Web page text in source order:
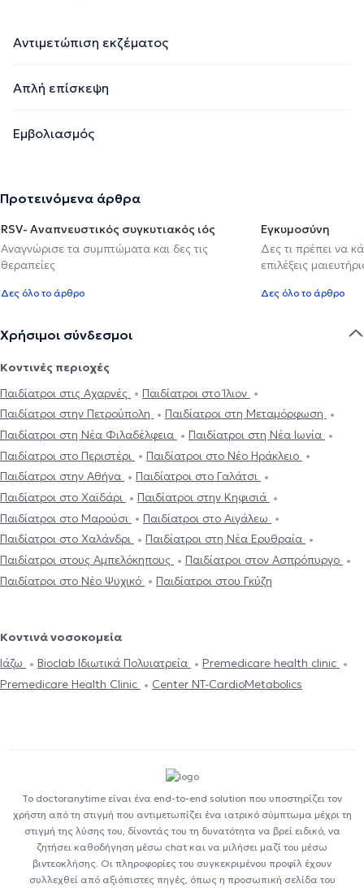
Αντιμετώπιση εκζέματος
Απλή επίσκεψη
Εμβολιασμός
Προτεινόμενα άρθρα
RSV- Αναπνευστικός συγκυτιακός ιός
Αναγνώρισε τα συμπτώματα και δες τις
θεραπείες
Δες όλο το άρθρο
Εγκυμοσύνη
Δες τι πρέπει να
επιλέξεις
Δες όλο το άρθρο
Χρήσιμοι σύνδεσμοι
Κοντινές περιοχές
Παιδίατροι στις Αχαρνές
Παιδίατροι στο Ίλιον
Παιδίατροι στην Πετρούπολη
Παιδίατροι στη Μεταμόρφωση
Παιδίατροι στη Νέα Φιλαδέλφεια
Παιδίατροι στη Νέα Ιωνία
Παιδίατροι στο Περιστέρι
Παιδίατροι στο Νέο Ηράκλειο
Παιδίατροι στην Αθήνα
Παιδίατροι στο Γαλάτσι
Παιδίατροι στο Χαϊδάρι
Παιδίατροι στην Κηφισιά
Παιδίατροι στο Μαρούσι
Παιδίατροι στο Αιγάλεω
Παιδίατροι στο Χαλάνδρι
Παιδίατροι στη Νέα Ερυθραία
Παιδίατροι στους Αμπελόκηπους
Παιδίατροι στον Ασπρόπυργο
Παιδίατροι στο Νέο Ψυχικό
Παιδίατροι στου Γκύζη
Κοντινά νοσοκομεία
Ιάζω
Bioclab Ιδιωτικά Πολυιατρεία
Premedicare health clinic
Premedicare Health Clinic
Center NT-CardioMetabolics
Το doctoranytime είναι ένα end-to-end solution που υποστηρίζει τον
χρήστη από τη στιγμή που αντιμετωπίζει ένα ιατρικό σύμπτωμα μέχρι τη
στιγμή της λύσης του, δίνοντάς του τη δυνατότητα να βρεί ειδικό, να
ζητήσει καθοδήγηση μέσω chat και να μιλήσει μαζί του μέσω
βιντεοκλήσης. Οι πληροφορίες του συγκεκριμένου προφίλ έχουν
συλλεχθεί από αξιόπιστες πηγές, όπως η προσωπική σελίδα του